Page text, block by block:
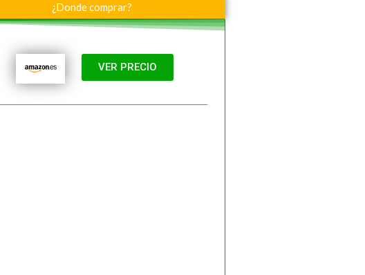
¿Donde comprar?
VER PRECIO